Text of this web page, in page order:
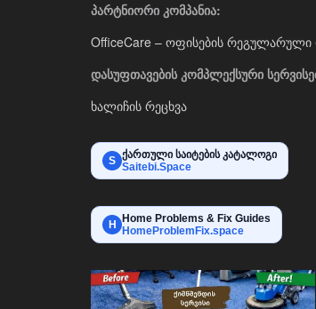
პარტნიორი კომპანია:
OfficeCare – ოფისების
დასუფთავების კომპლექსური
ხალიჩის რეცხვა
S ქართული საიტების კატალოგი
Saitebi.Space
H
Home Problems & Fix Guides
HomeProblemFix.space